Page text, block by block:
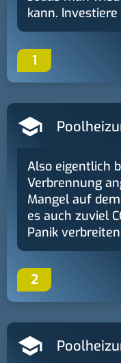
kann. Investiere
1
Also eigentlich
Verbrennung
Mangel auf
es auch zuviel
Panik
2